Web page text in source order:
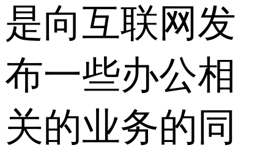
是向互联网发
布一些办公相
关的业务的同